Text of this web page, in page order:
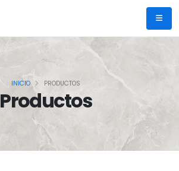
Productos
INICIO PRODUCTOS